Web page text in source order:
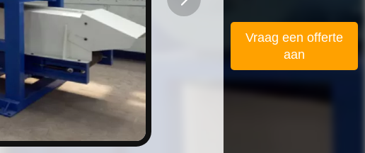
Vraag een offerte
aan